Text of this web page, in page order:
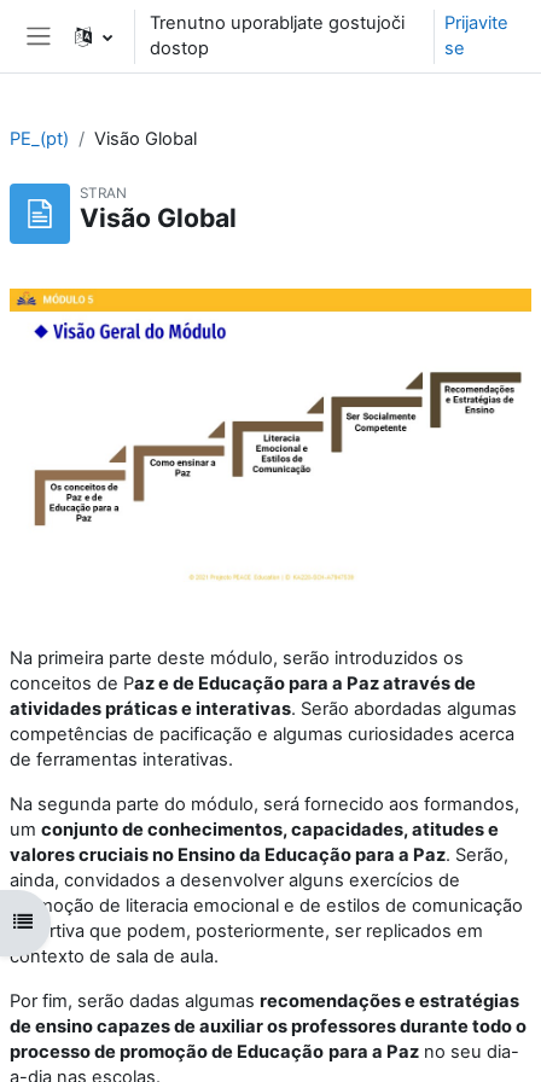
Preskoči na glavno vsebino
Stransko polje
Trenutno uporabljate gostujoči
dostop
Prijavite
se
Open course index
PE_(pt) Visão Global
STRAN
Visão Global
Na primeira parte deste módulo, serão introduzidos os
conceitos de Paz e de Educação para a Paz através de
atividades práticas e interativas. Serão abordadas algumas
competências de pacificação e algumas curiosidades acerca
de ferramentas interativas.
Na segunda parte do módulo, será fornecido aos formandos,
um conjunto de conhecimentos, capacidades, atitudes e
valores cruciais no Ensino da Educação para a Paz. Serão,
ainda, convidados a desenvolver alguns exercícios de
promoção de literacia emocional e de estilos de comunicação
assertiva que podem, posteriormente, ser replicados em
contexto de sala de aula.
Por fim, serão dadas algumas recomendações e estratégias
de ensino capazes de auxiliar os professores durante todo o
processo de promoção de Educação para a Paz no seu dia-
a-dia nas escolas.